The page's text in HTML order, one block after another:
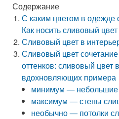
Содержание
С каким цветом в одежде
Как носить сливовый цвет
Сливовый цвет в
Сливовый цвет
оттенков: сливовый цвет
вдохновляющих примера
минимум — небольшие
максимум — стены
необычно — потолки